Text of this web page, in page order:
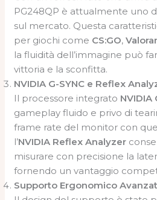
PG248QP è attualmente uno
sul mercato. Questa
per giochi come CS:GO,
la fluidità dell’immagine può
vittoria e la sconfitta.
NVIDIA G-SYNC e Reflex
Il processore integrato NVIDIA
gameplay fluido e privo di
frame rate del monitor con
l’NVIDIA Reflex Analyzer
misurare con precisione la
fornendo un vantaggio
Supporto Ergonomico